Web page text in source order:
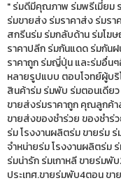
" ร่มดีมีคุณภาพ ร่มพรีเมี่ยม
ร่มขายส่ง ร่มราคาส่ง ร่มร
สกรีนร่ม ร่มกลับด้าน ร่มโฆษ
ราคาปลีก ร่มกันแดด ร่มกัน
ราคาถูก ร่มญี่ปุ่น และร่มอื่น
หลายรูปแบบ ตอบโจทย์ผู้บริ
สินค้าร่ม ร่มพับ ร่มตอนเดียว
ขายส่งร่มราคาถูก คุณลูกค้า
ขายส่งของชำร่วย ของชำร่
ร่ม โรงงานผลิตร่ม ขายร่ม
จำหน่ายร่ม โรงงานผลิตร่ม
ร่มน่ารัก ร่มเกาหลี ขายร่มพั
ประเทศ.ขายร่มพับ4ตอน ข